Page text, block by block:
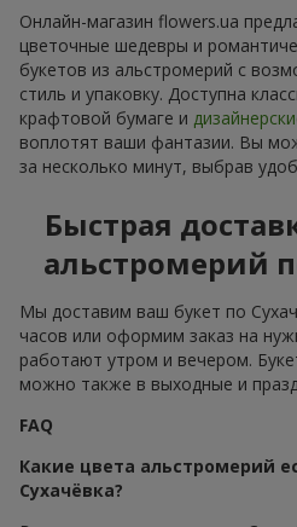
Онлайн-магазин flowers.ua
цветочные шедевры и
букетов из альстромерий с
стиль и упаковку. Доступна
крафтовой бумаге и
воплотят ваши фантазии. Вы
за несколько минут, выбрав
Быстрая
альстромерий
Мы доставим ваш букет по
часов или оформим заказ на
работают утром и вечером.
можно также в выходные и
FAQ
Какие цвета альстромерий
Сухачёвка?